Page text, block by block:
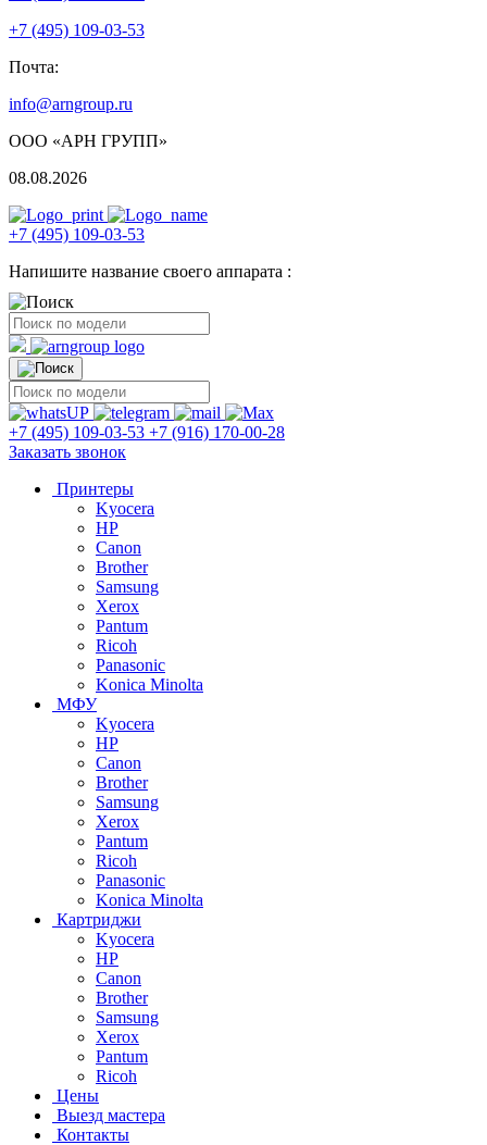
+7 (495) 109-03-53
Почта:
info@arngroup.ru
ООО «АРН ГРУПП»
08.08.2026
+7 (495) 109-03-53
Напишите название своего аппарата :
+7 (495) 109-03-53 +7 (916) 170-00-28
Заказать звонок
Принтеры
Kyocera
HP
Canon
Brother
Samsung
Xerox
Pantum
Ricoh
Panasonic
Konica Minolta
МФУ
Kyocera
HP
Canon
Brother
Samsung
Xerox
Pantum
Ricoh
Panasonic
Konica Minolta
Картриджи
Kyocera
HP
Canon
Brother
Samsung
Xerox
Pantum
Ricoh
Цены
Выезд мастера
Контакты